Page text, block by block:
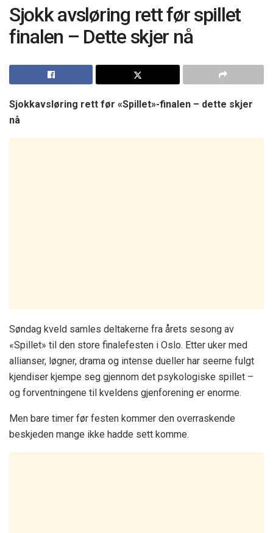
Sjokk avsløring rett før spillet
finalen – Dette skjer nå
Sjokkavsløring rett før «Spillet»-finalen – dette skjer
nå
Søndag kveld samles deltakerne fra årets sesong av
«Spillet» til den store finalefesten i Oslo. Etter uker med
allianser, løgner, drama og intense dueller har seerne fulgt
kjendiser kjempe seg gjennom det psykologiske spillet –
og forventningene til kveldens gjenforening er enorme.
Men bare timer før festen kommer den overraskende
beskjeden mange ikke hadde sett komme.